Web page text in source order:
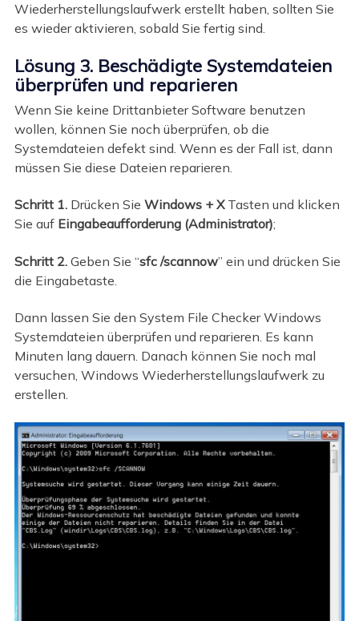
Wiederherstellungslaufwerk erstellt haben, sollten Sie
es wieder aktivieren, sobald Sie fertig sind.
Lösung 3. Beschädigte Systemdateien
überprüfen und reparieren
Wenn Sie keine Drittanbieter Software benutzen
wollen, können Sie noch überprüfen, ob die
Systemdateien defekt sind. Wenn es der Fall ist, dann
müssen Sie diese Dateien reparieren.
Schritt 1.Drücken Sie Windows + X Tasten und klicken
Sie auf Eingabeaufforderung (Administrator);
Schritt 2.Geben Sie “sfc /scannow” ein und drücken Sie
die Eingabetaste.
Dann lassen Sie den System File Checker Windows
Systemdateien überprüfen und reparieren. Es kann
Minuten lang dauern. Danach können Sie noch mal
versuchen, Windows Wiederherstellungslaufwerk zu
erstellen.